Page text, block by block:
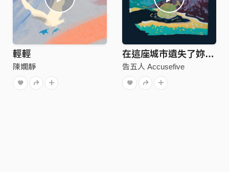
輕輕
陳嫺靜
在這座城市遺失了妳 demo
告五人 Accusefive